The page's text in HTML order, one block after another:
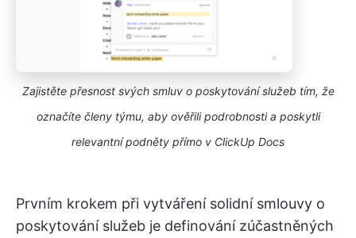
Zajistěte přesnost svých smluv o poskytování služeb tím, že
označíte členy týmu, aby ověřili podrobnosti a poskytli
relevantní podněty přímo v ClickUp Docs
Prvním krokem při vytváření solidní smlouvy o
poskytování služeb je definování zúčastněných